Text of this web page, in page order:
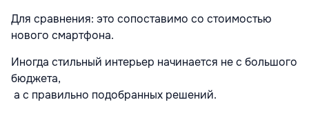
Для сравнения: это сопоставимо со стоимостью
нового смартфона.
Иногда стильный интерьер начинается не с большого
бюджета,
а с правильно подобранных решений.